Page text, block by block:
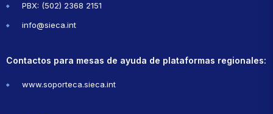
PBX: (502) 2368 2151
info@sieca.int
Contactos para mesas de ayuda de plataformas regionales:
www.soporteca.sieca.int